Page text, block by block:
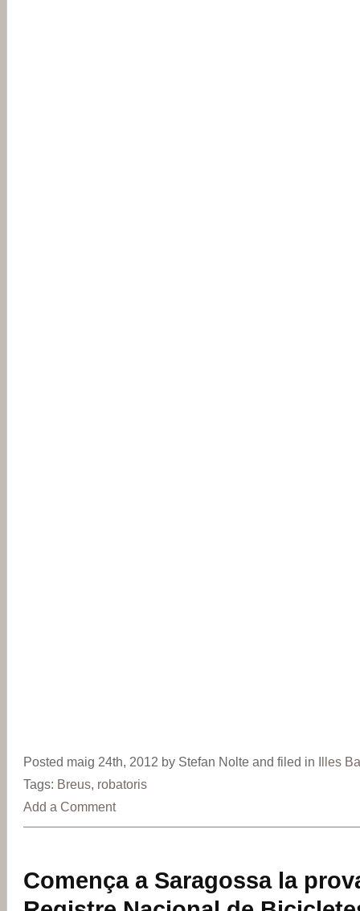
Posted maig 24th, 2012 by Stefan Nolte and filed in Illes
Tags: Breus, robatoris
Add a Comment
Comença a Saragossa la